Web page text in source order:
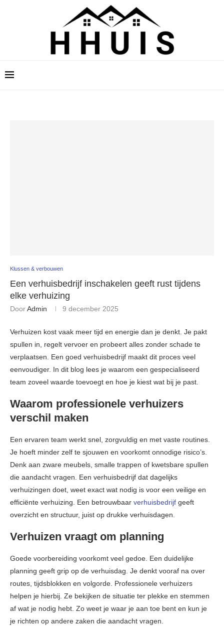
Klussen & verbouwen
Een verhuisbedrijf inschakelen geeft rust tijdens
elke verhuizing
DoorAdmin 9 december 2025
Verhuizen kost vaak meer tijd en energie dan je denkt. Je pakt
spullen in, regelt vervoer en probeert alles zonder schade te
verplaatsen. Een goed verhuisbedrijf maakt dit proces veel
eenvoudiger. In dit blog lees je waarom een gespecialiseerd
team zoveel waarde toevoegt en hoe je kiest wat bij je past.
Waarom professionele verhuizers
verschil maken
Een ervaren team werkt snel, zorgvuldig en met vaste routines.
Je hoeft minder zelf te sjouwen en voorkomt onnodige risico’s.
Denk aan zware meubels, smalle trappen of kwetsbare spullen
die aandacht vragen. Een verhuisbedrijf dat dagelijks
verhuizingen doet, weet exact wat nodig is voor een veilige en
efficiënte verhuizing. Een betrouwbaar verhuisbedrijf geeft
overzicht en structuur, juist op drukke verhuisdagen.
Verhuizen vraagt om planning
Goede voorbereiding voorkomt veel gedoe. Een duidelijke
planning geeft grip op de verhuisdag. Je denkt vooraf na over
routes, tijdsblokken en volgorde. Professionele verhuizers
helpen je hierbij. Ze bekijken de situatie ter plekke en stemmen
af wat je nodig hebt. Zo weet je waar je aan toe bent en kun je
je richten op andere zaken die aandacht vragen.